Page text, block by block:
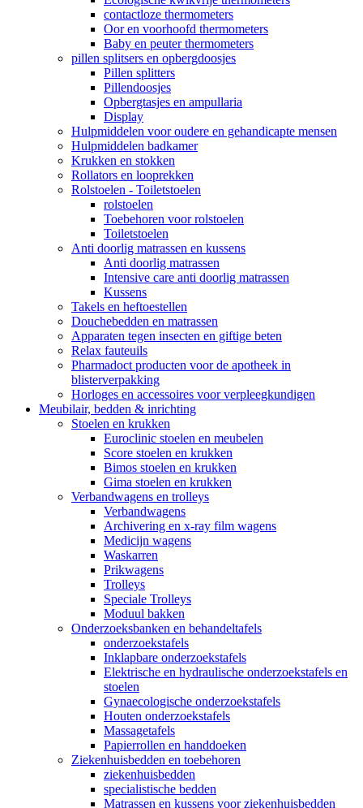
contactloze thermometers
Oor en voorhoofd thermometers
Baby en peuter thermometers
pillen splitsers en opbergdoosjes
Pillen splitters
Pillendoosjes
Opbergtasjes en ampullaria
Display
Hulpmiddelen voor oudere en gehandicapte mensen
Hulpmiddelen badkamer
Krukken en stokken
Rollators en looprekken
Rolstoelen - Toiletstoelen
rolstoelen
Toebehoren voor rolstoelen
Toiletstoelen
Anti doorlig matrassen en kussens
Anti doorlig matrassen
Intensive care anti doorlig matrassen
Kussens
Takels en heftoestellen
Douchebedden en matrassen
Apparaten tegen insecten en giftige beten
Relax fauteuils
Pharmadoct producten voor de apotheek in
blisterverpakking
Horloges en accessoires voor verpleegkundigen
Meubilair, bedden & inrichting
Stoelen en krukken
Euroclinic stoelen en meubelen
Score stoelen en krukken
Bimos stoelen en krukken
Gima stoelen en krukken
Verbandwagens en trolleys
Verbandwagens
Archivering en x-ray film wagens
Medicijn wagens
Waskarren
Prikwagens
Trolleys
Speciale Trolleys
Moduul bakken
Onderzoeksbanken en behandeltafels
onderzoekstafels
Inklapbare onderzoekstafels
Elektrische en hydraulische onderzoekstafels en
stoelen
Gynaecologische onderzoekstafels
Houten onderzoekstafels
Massagetafels
Papierrollen en handdoeken
Ziekenhuisbedden en toebehoren
ziekenhuisbedden
specialistische bedden
Matrassen en kussens voor ziekenhuisbedden